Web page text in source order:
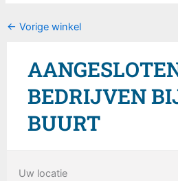
← Vorige winkel
BEDRIJVEN
BUURT
Uw locatie